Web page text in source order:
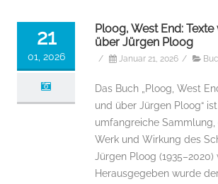
21
01, 2026
Ploog, West End:
über Jürgen Ploog
/ Januar 21, 2026 /
Das Buch „Ploog, West
und über Jürgen Ploog“
umfangreiche Sammlung,
Werk und Wirkung des
Jürgen Ploog (1935–2020)
Herausgegeben wurde